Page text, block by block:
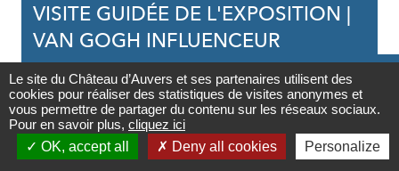
Contact

Newsletter
VISITE GUIDÉE DE L'EXPOSITION |
VAN GOGH INFLUENCEUR
Le site du Château d’Auvers et ses partenaires utilisent des
cookies pour réaliser des statistiques de visites anonymes et
vous permettre de partager du contenu sur les réseaux sociaux.
Pour en savoir plus, cliquez ici
OK, accept all
Deny all cookies Personalize